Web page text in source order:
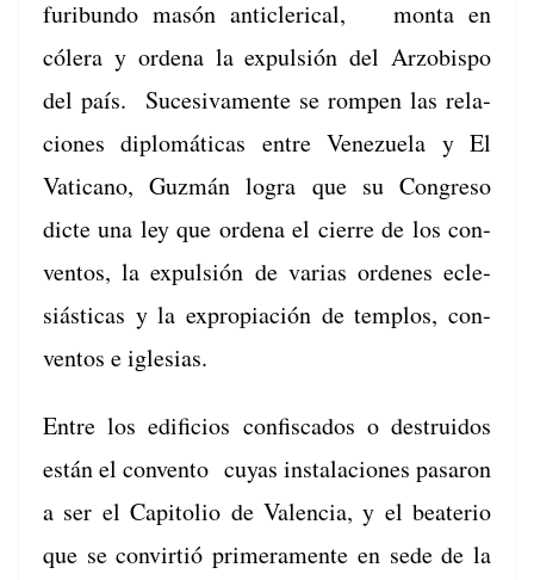
furi­bun­do masón anti­cler­i­cal, mon­ta en
cólera y orde­na la expul­sión del Arzo­bis­po
del país. Suce­si­va­mente se rompen las rela­
ciones diplomáti­cas entre Venezuela y El
Vat­i­cano, Guzmán logra que su Con­gre­so
dicte una ley que orde­na el cierre de los con­
ven­tos, la expul­sión de varias ordenes ecle­
siás­ti­cas y la expropiación de tem­p­los, con­
ven­tos e iglesias.
Entre los edi­fi­cios con­fis­ca­dos o destru­i­dos
están el con­ven­to cuyas insta­la­ciones pasaron
a ser el Capi­to­lio de Valen­cia, y el beat­e­rio
que se con­vir­tió primera­mente en sede de la